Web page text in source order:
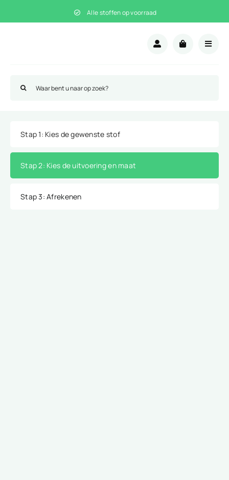
naar
Alle stoffen op voorraad
naar:
Stap 1: Kies de gewenste stof
Stap 2: Kies de uitvoering en maat
Stap 3: Afrekenen